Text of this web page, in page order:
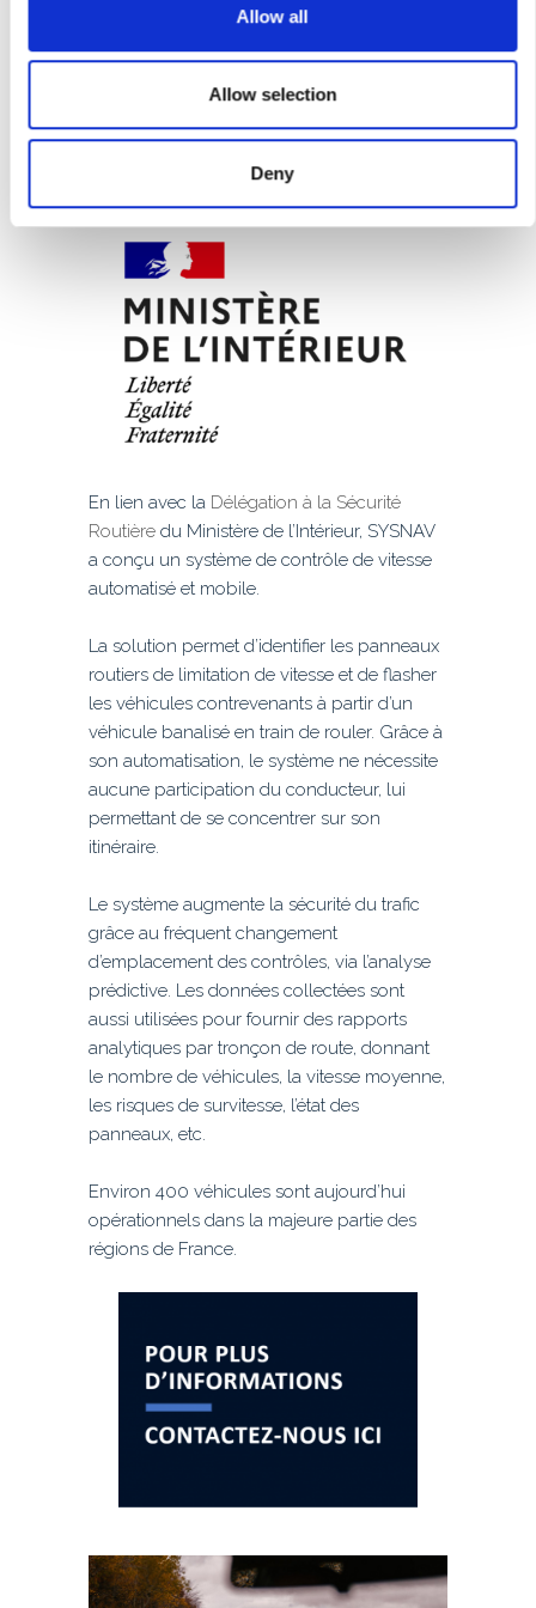
Allow all
Allow selection
Deny
NOS RÉALISATIONS
En lien avec la Délégation à la Sécurité
Routière du Ministère de l’Intérieur, SYSNAV
a conçu un système de contrôle de vitesse
automatisé et mobile.
La solution permet d’identifier les panneaux
routiers de limitation de vitesse et de flasher
les véhicules contrevenants à partir d’un
véhicule banalisé en train de rouler. Grâce à
son automatisation, le système ne nécessite
aucune participation du conducteur, lui
permettant de se concentrer sur son
itinéraire.
Le système augmente la sécurité du trafic
grâce au fréquent changement
d’emplacement des contrôles, via l’analyse
prédictive. Les données collectées sont
aussi utilisées pour fournir des rapports
analytiques par tronçon de route, donnant
le nombre de véhicules, la vitesse moyenne,
les risques de survitesse, l’état des
panneaux, etc.
Environ 400 véhicules sont aujourd’hui
opérationnels dans la majeure partie des
régions de France.